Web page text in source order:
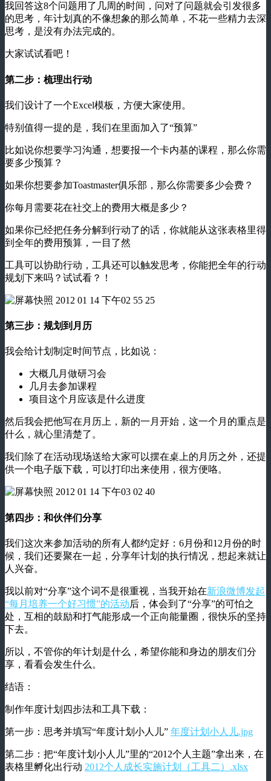
我回答这8个问题用了几周的时间，问对了问题就会引发很多
的思考，年计划真的不像想象的那么简单，不花一些精力去深
思考，是没有办法完成的。
大家试试看吧！
第二步：梳理出行动
我们设计了一个Excel模板，方便大家使用。
特别值得一提的是，我们在里面加入了“预算”
比如说你想要学习沟通，想要报一个卡内基的课程，那么你需
要多少预算？
如果你想要参加Toastmaster俱乐部，那么你需要多少会费？
你每月需要花在社交上的费用大概是多少？
如果你已经把任务分解到行动了的话，你就能从这张表格里得
到全年的费用预算，一目了然
工具可以协助行动，工具还可以触发思考，你能把全年的行动
规划下来吗？试试看？！
第三步：规划到月历
我会给计划制定时间节点，比如说：
大概几月做研习会
几月去参加课程
项目这个月应该是什么进度
然后我会把他写在月历上，新的一月开始，这一个月的重点是
什么，就心里清楚了。
我们除了在活动现场送给大家可以摆在桌上的月历之外，还提
供一个电子版下载，可以打印出来使用，很方便咯。
第四步：和伙伴们分享
我们这次来参加活动的所有人都约定好：6月份和12月份的时
候，我们还要聚在一起，分享年计划的执行情况，想起来就让
人兴奋。
我以前对“分享”这个词不是很重视，当我开始在新浪微博发起
“每月培养一个好习惯”的活动后，体会到了“分享”的可怕之
处，互相的鼓励和打气能形成一个正向能量圈，很快乐的坚持
下去。
所以，不管你的年计划是什么，希望你能和身边的朋友们分
享，看看会发生什么。
结语：
制作年度计划四步法和工具下载：
第一步：思考并填写“年度计划小人儿” 年度计划小人儿.jpg
第二步：把“年度计划小人儿”里的“2012个人主题”拿出来，在
表格里孵化出行动 2012个人成长实施计划（工具二）.xlsx